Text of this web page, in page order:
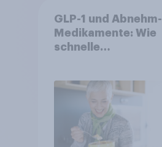
GLP-1 und Abnehm-
Medikamente: Wie
schnelle
umgestalten